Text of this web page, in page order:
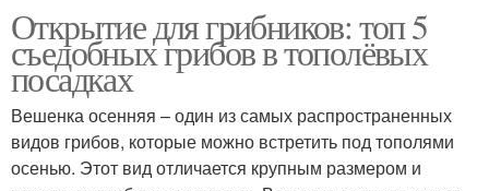
Открытие для грибников: топ 5
съедобных грибов в тополёвых
посадках
Вешенка осенняя – один из самых распространенных
видов грибов, которые можно встретить под тополями
осенью. Этот вид отличается крупным размером и